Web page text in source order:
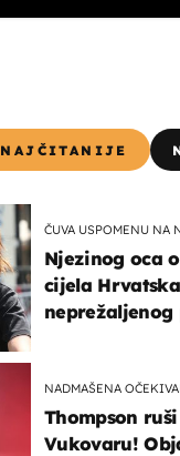
NAJČITANIJE
ČUVA USPOMENU NA
Njezinog oca
cijela
neprežaljenog
NADMAŠENA
Thompson
Vukovaru!